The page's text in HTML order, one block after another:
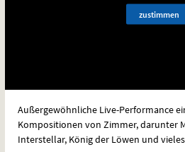
zustimmen
Außergewöhnliche Live-Performance
Kompositionen von Zimmer, darunter
Interstellar, König der Löwen und